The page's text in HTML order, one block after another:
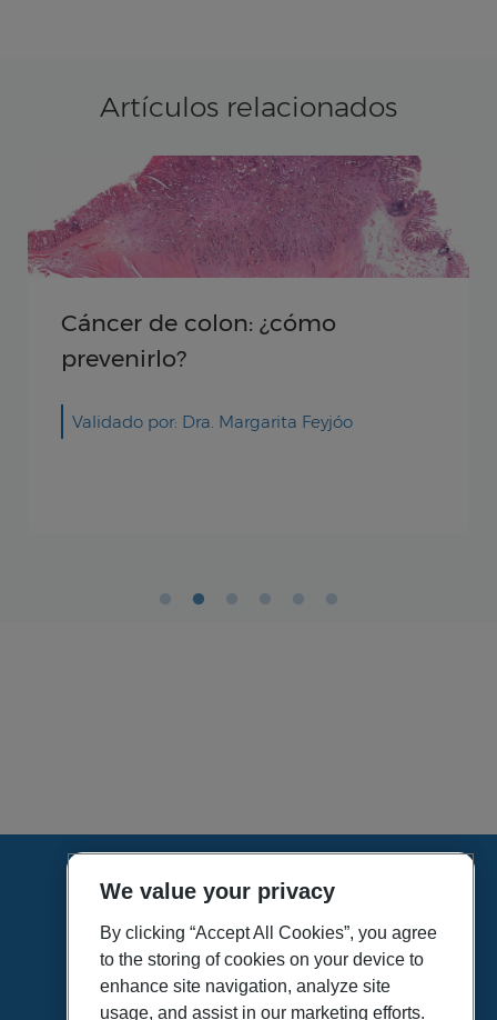
Artículos relacionados
Cáncer de cuello uterino:
y síntomas para detectarlo
Validado por: Dra. Ana Román Guindo
HOME
VÍDEOS
POLÍTICA DE PRIVACIDAD
POLÍTICA DE COOKIES
We value your privacy
By clicking “Accept All Cookies”, you agree
to the storing of cookies on your device to
enhance site navigation, analyze site
usage, and assist in our marketing efforts.